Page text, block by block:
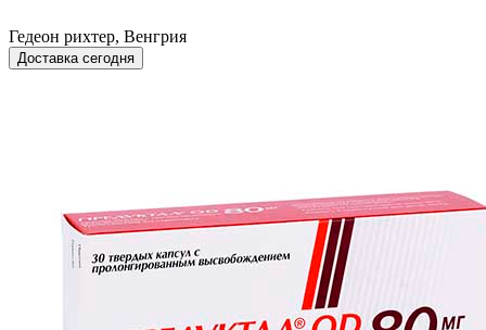
Гедеон рихтер, Венгрия
Доставка сегодня